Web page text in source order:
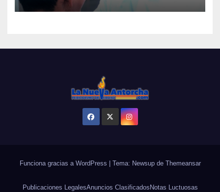
Funciona gracias a WordPress Tema: Newsup de Themeansar
Publicaciones LegalesAnuncios ClasificadosNotas Luctuosas